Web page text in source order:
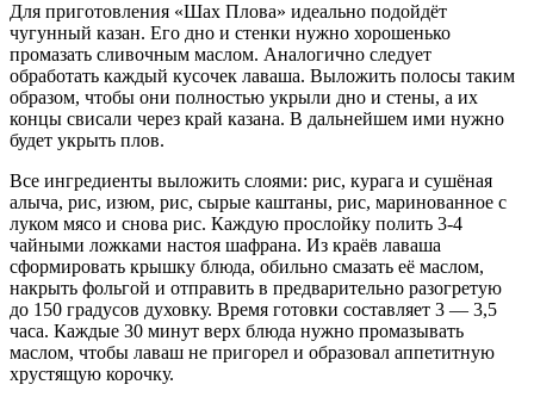
Для приготовления «Шах Плова» идеально подойдёт
чугунный казан. Его дно и стенки нужно хорошенько
промазать сливочным маслом. Аналогично следует
обработать каждый кусочек лаваша. Выложить полосы таким
образом, чтобы они полностью укрыли дно и стены, а их
концы свисали через край казана. В дальнейшем ими нужно
будет укрыть плов.
Все ингредиенты выложить слоями: рис, курага и сушёная
алыча, рис, изюм, рис, сырые каштаны, рис, маринованное с
луком мясо и снова рис. Каждую прослойку полить 3-4
чайными ложками настоя шафрана. Из краёв лаваша
сформировать крышку блюда, обильно смазать её маслом,
накрыть фольгой и отправить в предварительно разогретую
до 150 градусов духовку. Время готовки составляет 3 — 3,5
часа. Каждые 30 минут верх блюда нужно промазывать
маслом, чтобы лаваш не пригорел и образовал аппетитную
хрустящую корочку.